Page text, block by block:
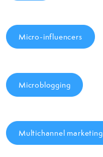
Micro-influencers
Microblogging
Multichannel marketing